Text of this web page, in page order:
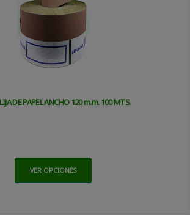
DE PAPEL ANCHO 120 m.m. 100 MTS.
VER OPCIONES